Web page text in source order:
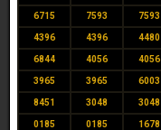
6715 7593 7593
4396 4396 4480
6844 4056 4056
3965 3965 6003
8451 3048 3048
0185 0185 1678